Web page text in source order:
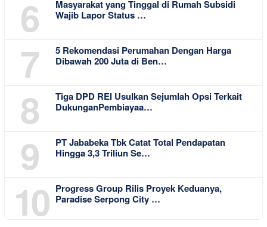
6
Masyarakat yang Tinggal di Rumah Subsidi
Wajib Lapor Status …
7
5 Rekomendasi Perumahan Dengan Harga
Dibawah 200 Juta di Ben…
8
Tiga DPD REI Usulkan Sejumlah Opsi Terkait
DukunganPembiayaa…
9
PT Jababeka Tbk Catat Total Pendapatan
Hingga 3,3 Triliun Se…
10
Progress Group Rilis Proyek Keduanya,
Paradise Serpong City …